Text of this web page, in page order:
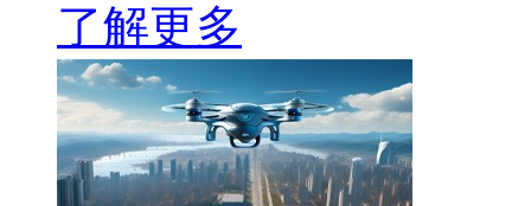
了解更多